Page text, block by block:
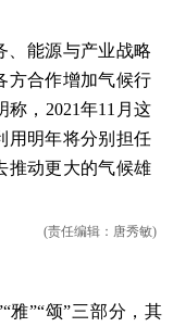
、能源与产业战略
方合作增加气候行
，2021年11月这
用明年将分别担任
推动更大的气候雄
(责任编辑：唐秀敏)
雅”“颂”三部分，其